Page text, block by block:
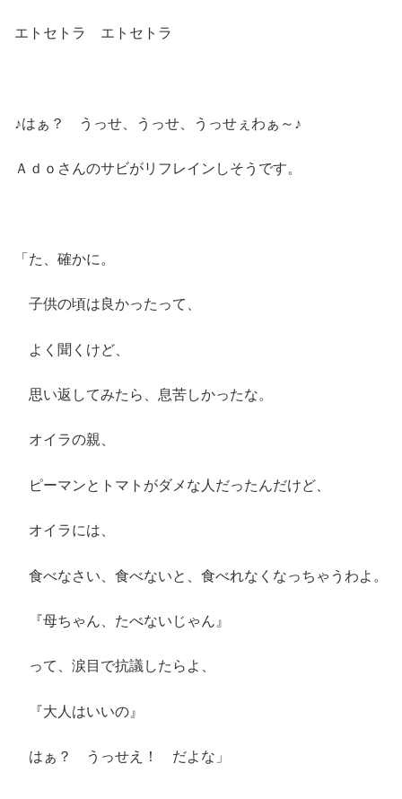
エトセトラ エトセトラ
♪はぁ？ うっせ、うっせ、うっせぇわぁ～♪
Ａｄｏさんのサビがリフレインしそうです。
「た、確かに。
子供の頃は良かったって、
よく聞くけど、
思い返してみたら、息苦しかったな。
オイラの親、
ピーマンとトマトがダメな人だったんだけど、
オイラには、
食べなさい、食べないと、食べれなくなっちゃうわよ。
『母ちゃん、たべないじゃん』
って、涙目で抗議したらよ、
『大人はいいの』
はぁ？ うっせえ！ だよな」